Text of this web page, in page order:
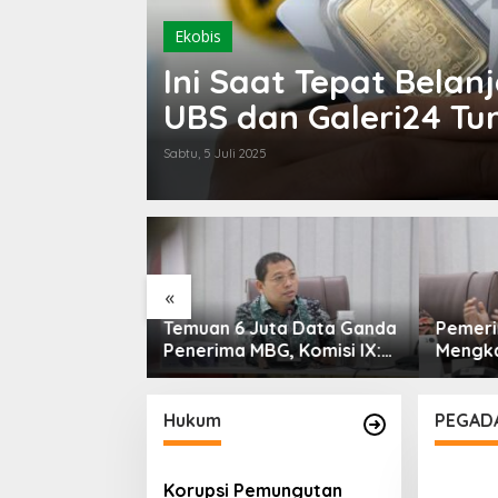
Ekobis
Ini Saat Tepat
UBS dan Galeri24
Sabtu, 5 Juli 2025
«
Pemerintah Diminta
Mengkaji Rencana
Kenaikan Gaji Kepala
Palu
Depan
Hukum
Korupsi Pemungutan